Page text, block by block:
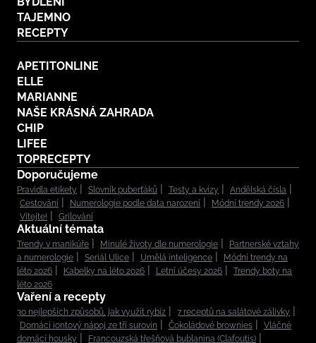
TAJEMNO
RECEPTY
APETITONLINE
ELLE
MARIANNE
NAŠE KRÁSNÁ ZAHRADA
CHIP
LIFEE
TOPRECEPTY
Doporučujeme
Pravidla etikety Slovník puberťáků Testy a kvízy
Andělská čísla
Cestování
Numerologie podle data narození
Módní trendy 2026
Vítejte!
Grilování
Aktuální témata
Trendy v manikúře Minulé životy dle numerologie
Partnerské vztahy
a numerologie
Seriál Ulice Umělá inteligence
Módní trendy na
léto 2026
Kabelky na léto 2026 Letní účesy 2026
Trendy boty na
léto 2026
Vaření a recepty
30 nejlepších způsobů, jak využít rybíz
7 receptů na salátové zálivky
Domácí iontový nápoj ze tří surovin
Čokoládové brownies
Vláčné
domácí housky
Francouzská třešňová bublanina (Clafoutis)